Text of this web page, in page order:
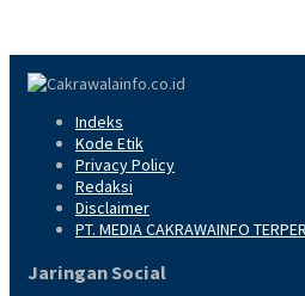
Indeks
Kode Etik
Privacy Policy
Redaksi
Disclaimer
PT. MEDIA CAKRAWAINFO
Jaringan Social